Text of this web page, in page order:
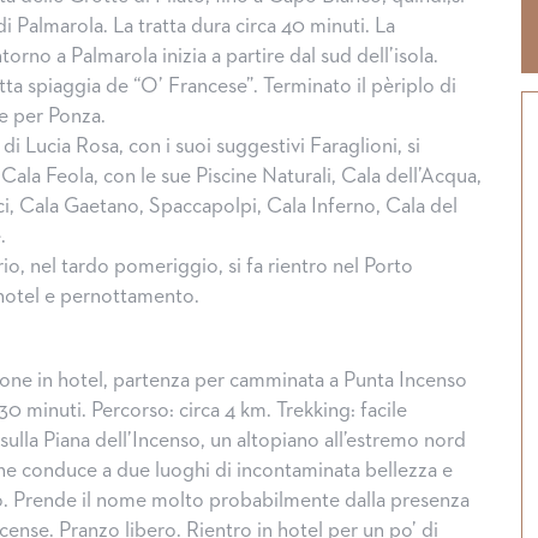
Palmarola. La tratta dura circa 40 minuti. La
a Palmarola inizia a partire dal sud dell’isola.
spiaggia de “O’ Francese”. Terminato il pèriplo di
per Ponza.
Lucia Rosa, con i suoi suggestivi Faraglioni, si
Feola, con le sue Piscine Naturali, Cala dell’Acqua,
Cala Gaetano, Spaccapolpi, Cala Inferno, Cala del
nel tardo pomeriggio, si fa rientro nel Porto
e pernottamento.
in hotel, partenza per camminata a Punta Incenso
minuti. Percorso: circa 4 km. Trekking: facile
Piana dell’Incenso, un altopiano all’estremo nord
conduce a due luoghi di incontaminata bellezza e
Prende il nome molto probabilmente dalla presenza
Pranzo libero. Rientro in hotel per un po’ di